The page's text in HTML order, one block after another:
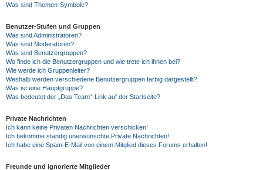
Was sind Themen-Symbole?
Benutzer-Stufen und Gruppen
Was sind Administratoren?
Was sind Moderatoren?
Was sind Benutzergruppen?
Wo finde ich die Benutzergruppen und wie trete ich ihnen bei?
Wie werde ich Gruppenleiter?
Weshalb werden verschiedene Benutzergruppen farbig dargestellt?
Was ist eine Hauptgruppe?
Was bedeutet der „Das Team“-Link auf der Startseite?
Private Nachrichten
Ich kann keine Privaten Nachrichten verschicken!
Ich bekomme ständig unerwünschte Private Nachrichten!
Ich habe eine Spam-E-Mail von einem Mitglied dieses Forums erhalten!
Freunde und ignorierte Mitglieder